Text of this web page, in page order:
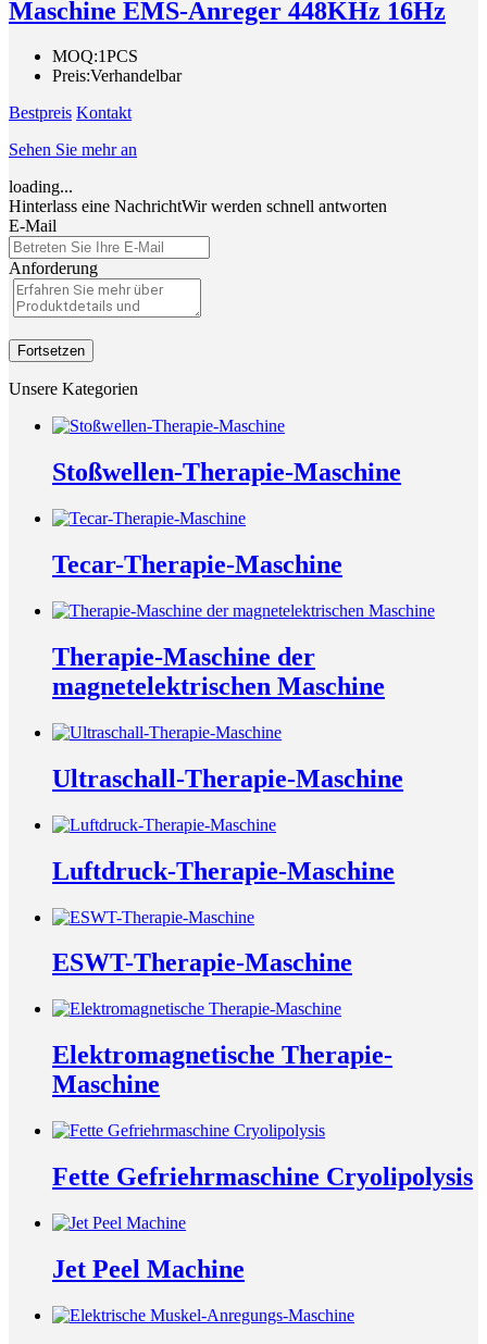
Maschine EMS-Anreger 448KHz 16Hz
MOQ:1PCS
Preis:Verhandelbar
Bestpreis Kontakt
Sehen Sie mehr an
loading...
Hinterlass eine NachrichtWir werden schnell antworten
E-Mail
Anforderung
Fortsetzen
Unsere Kategorien
Stoßwellen-Therapie-Maschine
Tecar-Therapie-Maschine
Therapie-Maschine der
magnetelektrischen Maschine
Ultraschall-Therapie-Maschine
Luftdruck-Therapie-Maschine
ESWT-Therapie-Maschine
Elektromagnetische Therapie-
Maschine
Fette Gefriehrmaschine Cryolipolysis
Jet Peel Machine